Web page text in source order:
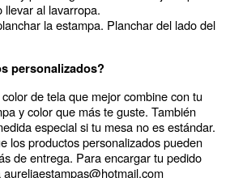
llevar al lavarropa.
la estampa. Planchar del lado del
personalizados?
de tela que mejor combine con tu
y color que más te guste. También
especial si tu mesa no es estándar.
los productos personalizados pueden
de entrega. Para encargar tu pedido
aureliaestampas@hotmail.com